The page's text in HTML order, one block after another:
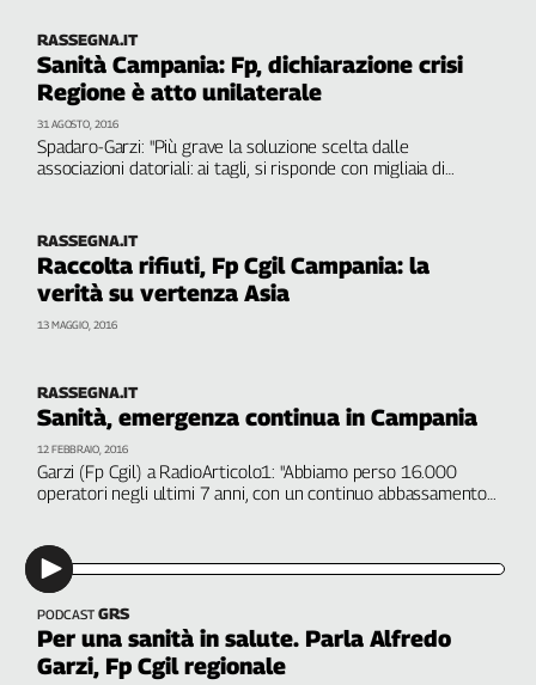
Abruzzo-
Molise
Adige
Basilicata
Emilia-
Romagna
Lazio
Liguria
Lombardia
Marche
Puglia
Sardegna
Sicilia
Toscana
Trentino
RASSEGNA.IT
Sanità Campania: Fp, dichiarazione crisi
Regione è atto unilaterale
Spadaro-Garzi: "Più grave la soluzione scelta dalle
associazioni datoriali: ai tagli, si risponde con migliaia di
mancati adeguamenti contrattuali
31 AGOSTO, 2016
RASSEGNA.IT
Raccolta rifiuti, Fp Cgil Campania: la
verità su vertenza Asia
13 MAGGIO, 2016
RASSEGNA.IT
Sanità, emergenza continua in Campania
Garzi (Fp Cgil) a RadioArticolo1: "Abbiamo perso 16.000
operatori negli ultimi 7 anni, con un continuo abbassamento
assistenza"
12 FEBBRAIO, 2016
PODCAST GRS
Per una sanità in salute. Parla Alfredo
Garzi, Fp Cgil regionale